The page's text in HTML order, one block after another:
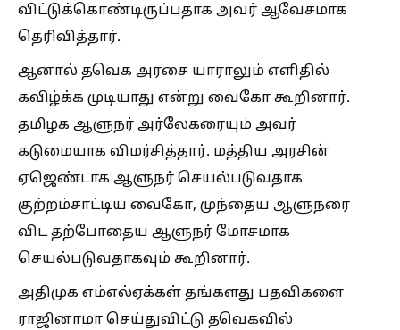
விட்டுக்கொண்டிருப்பதாக அவர் ஆவேசமாக
தெரிவித்தார்.
ஆனால் தவெக அரசை யாராலும் எளிதில்
கவிழ்க்க முடியாது என்று வைகோ கூறினார்.
தமிழக ஆளுநர் அர்லேகரையும் அவர்
கடுமையாக விமர்சித்தார். மத்திய அரசின்
ஏஜெண்டாக ஆளுநர் செயல்படுவதாக
குற்றம்சாட்டிய வைகோ, முந்தைய ஆளுநரை
விட தற்போதைய ஆளுநர் மோசமாக
செயல்படுவதாகவும் கூறினார்.
அதிமுக எம்எல்ஏக்கள் தங்களது பதவிகளை
ராஜினாமா செய்துவிட்டு தவெகவில்